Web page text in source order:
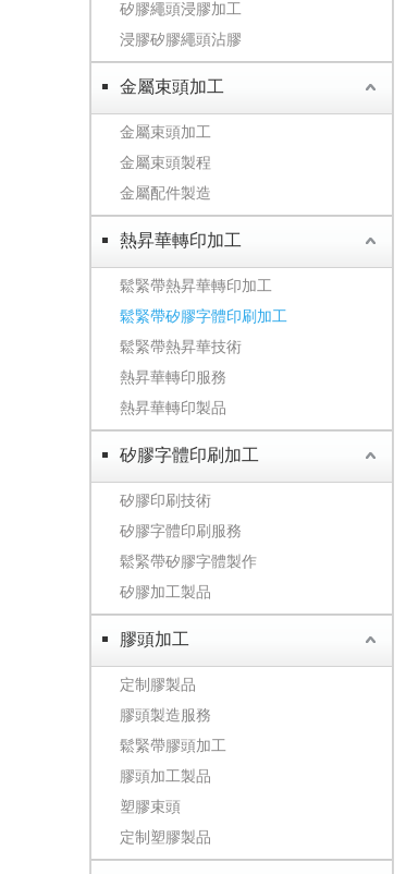
矽膠繩頭浸膠加工
浸膠矽膠繩頭沾膠
金屬束頭加工
金屬束頭加工
金屬束頭製程
金屬配件製造
熱昇華轉印加工
鬆緊帶熱昇華轉印加工
鬆緊帶矽膠字體印刷加工
鬆緊帶熱昇華技術
熱昇華轉印服務
熱昇華轉印製品
矽膠字體印刷加工
矽膠印刷技術
矽膠字體印刷服務
鬆緊帶矽膠字體製作
矽膠加工製品
膠頭加工
定制膠製品
膠頭製造服務
鬆緊帶膠頭加工
膠頭加工製品
塑膠束頭
定制塑膠製品